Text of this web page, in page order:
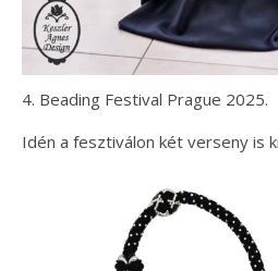
4. Beading Festival Prague 2025.
Idén a fesztiválon két verseny is